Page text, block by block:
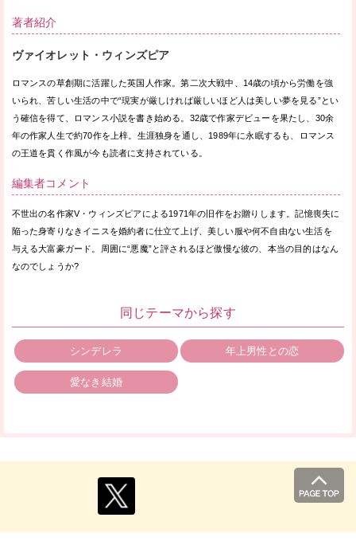
著者紹介
ヴァイオレット・ウィンズピア
ロマンスの草創期に活躍した英国人作家。第二次大戦中、14歳の頃から労働を強
いられ、苦しい生活の中で“現実が厳しければ厳しいほど人は美しい夢を見る”とい
う確信を得て、ロマンス小説を書き始める。32歳で作家デビューを果たし、30余
年の作家人生で約70作を上梓。生涯独身を通し、1989年に永眠するも、ロマンス
の王道を貫く作風が今も読者に支持されている。
編集者コメント
不世出の名作家V・ウィンズピアによる1971年の旧作をお贈りします。記憶喪失に
陥った身寄りなきイニスを婚約者に仕立て上げ、美しい服や何不自由ない生活を
与える大富豪ガード。周囲に“悪魔”と評されるほど傲慢な彼の、本当の目的はなん
なのでしょうか?
同じテーマから探す
シンデレラ 年上男性との恋
愛なき結婚